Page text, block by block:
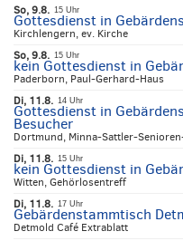
So, 9.8. 15 Uhr
Gottesdienst in
Kirchlengern, ev. Kirche
So, 9.8. 15 Uhr
kein Gottesdienst in
Paderborn, Paul-Gerhard-Haus
Di, 11.8. 14 Uhr
Gottesdienst in
Besucher
Dortmund, Minna-Sattler-
Di, 11.8. 15 Uhr
kein Gottesdienst in
Witten, Gehörlosentreff
Di, 11.8. 17 Uhr
Gebärdenstammtisch
Detmold Café Extrablatt